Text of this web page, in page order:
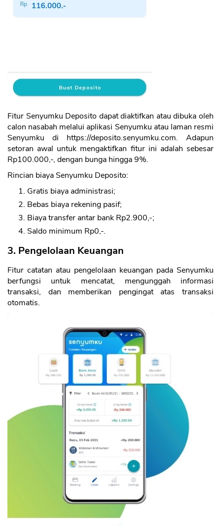
Fitur Senyumku Deposito dapat diaktifkan atau dibuka oleh
calon nasabah melalui aplikasi Senyumku atau laman resmi
Senyumku di https://deposito.senyumku.com. Adapun
setoran awal untuk mengaktifkan fitur ini adalah sebesar
Rp100.000,-, dengan bunga hingga 9%.
Rincian biaya Senyumku Deposito:
Gratis biaya administrasi;
Bebas biaya rekening pasif;
Biaya transfer antar bank Rp2.900,-;
Saldo minimum Rp0,-.
3. Pengelolaan Keuangan
Fitur catatan atau pengelolaan keuangan pada Senyumku
berfungsi untuk mencatat, mengunggah informasi
transaksi, dan memberikan pengingat atas transaksi
otomatis.